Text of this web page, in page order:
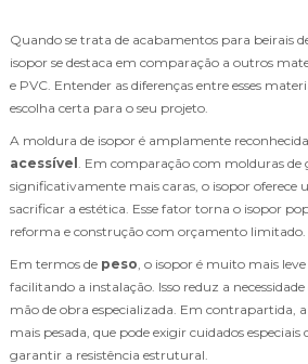
Quando se trata de acabamentos para beirais
isopor se destaca em comparação a outros
e PVC. Entender as diferenças entre esses
escolha certa para o seu projeto.
A moldura de isopor é amplamente
acessível . Em comparação com molduras de
significativamente mais caras, o isopor oferece
sacrificar a estética. Esse fator torna o isopor
reforma e construção com orçamento limitado.
Em termos de peso , o isopor é muito mais
facilitando a instalação. Isso reduz a
mão de obra especializada. Em contrapartida,
mais pesada, que pode exigir cuidados
garantir a resistência estrutural.